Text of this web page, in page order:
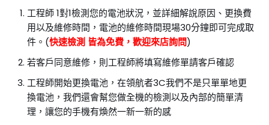
工程師 1對1檢測您的電池狀況，並詳細解說原因、更換費
用以及維修時間，電池的維修時間現場30分鐘即可完成取
件。(快速檢測 皆為免費，歡迎來店詢問)
若客戶同意維修，則工程師將填寫維修單請客戶確認
工程師開始更換電池，在領航者3C我們不是只單單地更
換電池，我們還會幫您做全機的檢測以及內部的簡單清
理，讓您的手機有煥然一新一新的感